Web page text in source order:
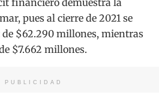
pues al cierre de 2021 se
$62.290 millones, mientras
$7.662 millones.
PUBLICIDAD